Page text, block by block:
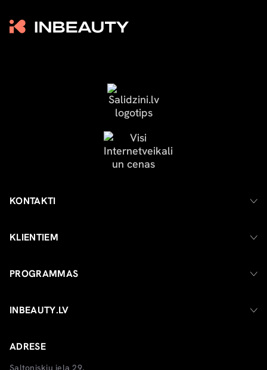
KONTAKTI
KLIENTIEM
PROGRAMMAS
INBEAUTY.LV
ADRESE
Saltoniskiu iela 29,